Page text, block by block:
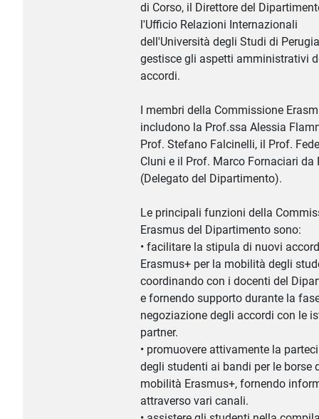
di Corso, il Direttore del
l'Ufficio Relazioni Internazionali
dell'Università degli Studi di
gestisce gli aspetti amministrativi
accordi.
I membri della Commissione
includono la Prof.ssa Alessia
Prof. Stefano Falcinelli, il Prof.
Cluni e il Prof. Marco Fornaciari da
(Delegato del Dipartimento).
Le principali funzioni della
Erasmus del Dipartimento sono:
• facilitare la stipula di nuovi
Erasmus+ per la mobilità degli
coordinando con i docenti del
e fornendo supporto durante la
negoziazione degli accordi con le
partner.
• promuovere attivamente la
degli studenti ai bandi per le borse
mobilità Erasmus+, fornendo
attraverso vari canali.